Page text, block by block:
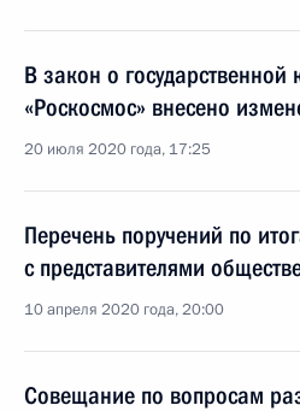
В закон о государственной
«Роскосмос» внесено
20 июля 2020 года, 17:25
Перечень поручений по
с представителями
10 апреля 2020 года, 20:00
Совещание по вопросам